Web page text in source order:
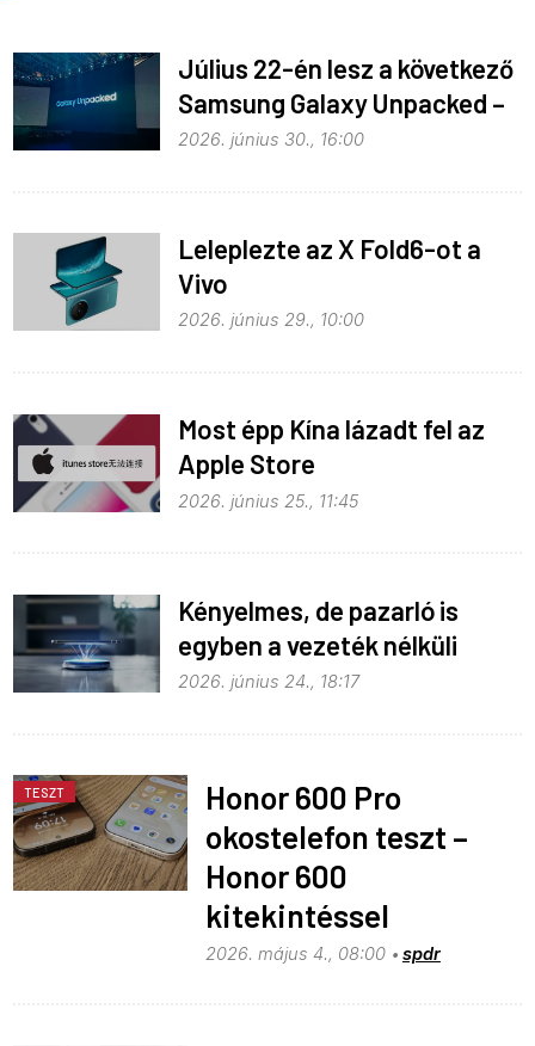
Július 22-én lesz a következő
Samsung Galaxy Unpacked –
ez várható
2026. június 30., 16:00
Leleplezte az X Fold6-ot a
Vivo
2026. június 29., 10:00
Most épp Kína lázadt fel az
Apple Store
monopolhelyzete ellen
2026. június 25., 11:45
Kényelmes, de pazarló is
egyben a vezeték nélküli
töltés
2026. június 24., 18:17
TESZT
Honor 600 Pro
okostelefon teszt –
Honor 600
kitekintéssel
2026. május 4., 08:00 spdr